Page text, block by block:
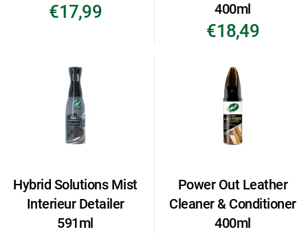
€17,99
400ml
€18,49
Hybrid Solutions Mist
Interieur Detailer
591ml
Power Out Leather
Cleaner & Conditioner
400ml